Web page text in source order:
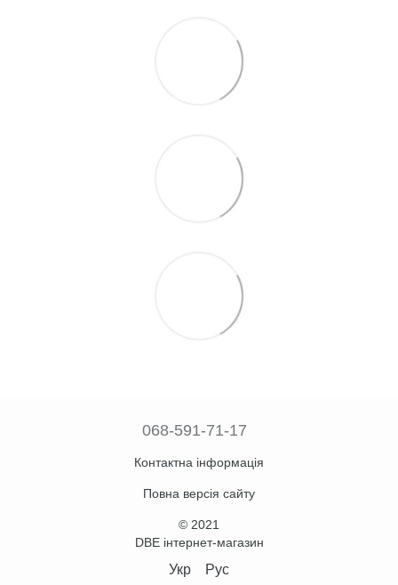
068-591-71-17
Контактна інформація
Повна версія сайту
© 2021
DBE інтернет-магазин
Укр Рус